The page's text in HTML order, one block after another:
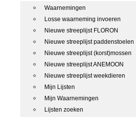
Waarnemingen
Losse waarneming invoeren
Nieuwe streeplijst FLORON
Nieuwe streeplijst paddenstoelen
Nieuwe streeplijst (korst)mossen
Nieuwe streeplijst ANEMOON
Nieuwe streeplijst weekdieren
Mijn Lijsten
Mijn Waarnemingen
Lijsten zoeken